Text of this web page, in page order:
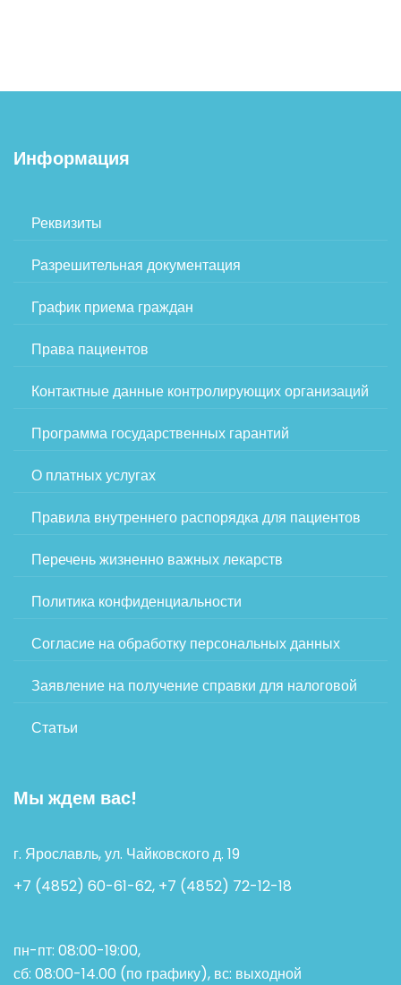
Информация
Реквизиты
Разрешительная документация
График приема граждан
Права пациентов
Контактные данные контролирующих организаций
Программа государственных гарантий
О платных услугах
Правила внутреннего распорядка для пациентов
Перечень жизненно важных лекарств
Политика конфиденциальности
Согласие на обработку персональных данных
Заявление на получение справки для налоговой
Статьи
Мы ждем вас!
г. Ярославль, ул. Чайковского д. 19
+7 (4852) 60-61-62, +7 (4852) 72-12-18
пн-пт: 08:00-19:00,
сб: 08:00-14.00 (по графику), вс: выходной